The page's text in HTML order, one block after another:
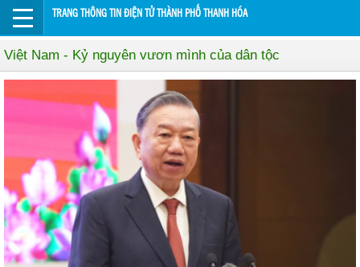
TRANG THÔNG TIN ĐIỆN TỬ THÀNH PHỐ THANH HÓA
Việt Nam - Kỷ nguyên vươn mình của dân tộc